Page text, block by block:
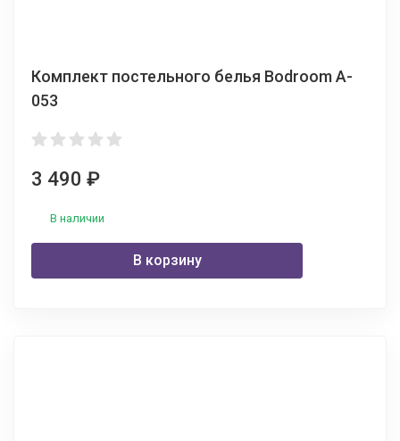
Комплект постельного белья Bodroom A-
053
3 490 ₽
В наличии
В корзину